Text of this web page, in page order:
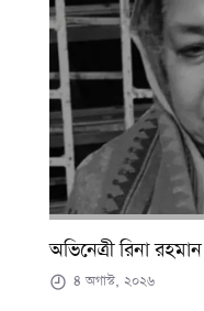
অভিনেত্রী রিনা
৪ অগাস্ট, ২০২৬